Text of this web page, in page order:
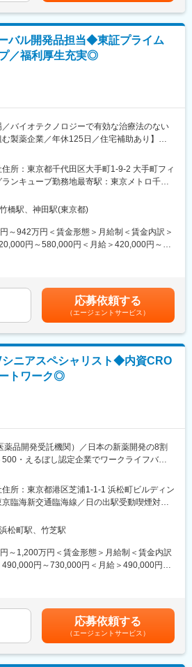
を活用し、規制対応を越えて、医療現場の
心と信頼を届けるための積極的な情報発信を
。
を重視するとともに、Santenの従業員とし
により決定します。
しくは年間目標を設定し、その進捗と結果を
能力も把握し、育成や配置に活用します。
域に特化したグローバル製薬企業として、世
」を支えています。1890年の創業以来、目
け、現在では約60以上の国と地域で事業を展
発・販売：緑内障、ドライアイ、網膜疾患な
れるわけ
jp/recruit/graduate/special_reason
目」への挑戦
jp/recruit/graduate/special_challenge
める業務
バル開発品担当◆東証プライム
／福利厚生充実◎
／バイオテクノロジーで有効な治療法のない
製薬企業／年休125日／住宅補助あり】
ェクトリーダーシップの業務を主軸に下記
きます。
トにおいてPV部門を代表し、臨床試験への
全性情報の提供、臨床・薬事部門との連携を
安全性知見の統合を担います。
対応（PMDA報告含む）を確保し、グロー
て一貫した安全性活動を推進いただきます。
プロセス改善提案、ベンダー管理・監督、PV
組織に属し、世界とつながった環境で業務
会が得られます。また地域を越えて同僚と
境に対応する実務経験を積むことができま
専門知識を深めるだけでなく、影響力のあ
可欠なグローバルな視点と規制に関する深い
きます。
／抗体技術に特化しながら、海外展開を重点
ップクラスの製薬メーカーです。
「血液がん・難治性血液疾患」「希少疾患」
設定し、同社の強みである抗体技術を活用
契約の締結などを推進し、バイオ医薬等の画
創出し、日本発のグローバル・スペシャリ
住所：東京都千代田区大手町1-9-2 大手町フィ
ンキューブ勤務地最寄駅：東京メトロ千代
喫煙対策：屋内全面禁煙変更の範囲：会社の
橋駅、神田駅(東京都)
～942万円＜賃金形態＞月給制＜賃金内訳＞
円～580,000円＜月給＞420,000円～
東京・独身・最大）116,000円（東京・3人以
円（東京、4人以上・最大額）賃金はあく
り、選考を通じて上下する可能性がありま
手当を含めた表記です。
応募依頼する
（エージェントサービス）
シニアスペシャリスト◆内資CRO
トワーク◎
薬品開発受託機関）／日本の新薬開発の8割
・えるぼし認定企業でワークライフバラ
推進、次世代を担う後進メンバーの育成
の中心としてリーダーシップをとり、若手担
ンバーの育成に積極的に関与していただき
、自らプロジェクトのリーダーとして、プ
お願いする場合もあります。
ト別に数名から10名以上で構成されていま
展開に関する支援（SOP作成支援、海外提携
約作成支援等）、海外企業の日本法人設立に
住所：東京都港区芝浦1-1-1 浜松町ビルディン
臨海新交通臨海線／日の出駅受動喫煙対
更の範囲：会社の定める事業所（リモートワ
松町駅、竹芝駅
～1,200万円＜賃金形態＞月給制＜賃金内訳
490,000円～730,000円＜月給＞490,000円～
、選考を通じて上下する可能性があります。
を含めた表記です。
応募依頼する
（エージェントサービス）